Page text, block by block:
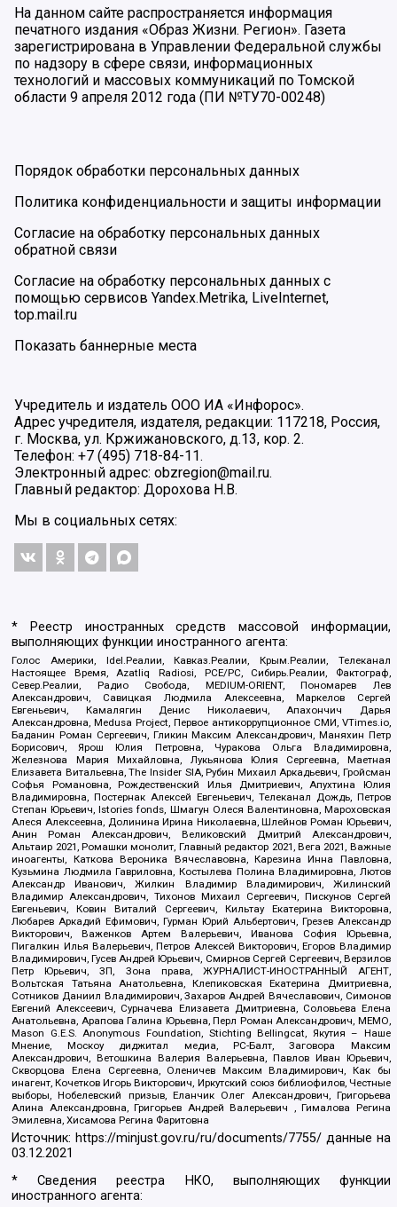
На данном сайте распространяется информация
печатного издания «Образ Жизни. Регион». Газета
зарегистрирована в Управлении Федеральной службы
по надзору в сфере связи, информационных
технологий и массовых коммуникаций по Томской
области 9 апреля 2012 года (ПИ №ТУ70-00248)
Порядок обработки персональных данных
Политика конфиденциальности и защиты информации
Согласие на обработку персональных данных
обратной связи
Согласие на обработку персональных данных с
помощью сервисов Yandex.Metrika, LiveInternet,
top.mail.ru
Показать баннерные места
Учредитель и издатель ООО ИА «Инфорос».
Адрес учредителя, издателя, редакции: 117218, Россия,
г. Москва, ул. Кржижановского, д.13, кор. 2.
Телефон: +7 (495) 718-84-11.
Электронный адрес: obzregion@mail.ru.
Главный редактор: Дорохова Н.В.
Мы в социальных сетях:
* Реестр иностранных средств массовой информации,
выполняющих функции иностранного агента:
Голос Америки, Idel.Реалии, Кавказ.Реалии, Крым.Реалии, Телеканал
Настоящее Время, Azatliq Radiosi, PCE/PC, Сибирь.Реалии, Фактограф,
Север.Реалии, Радио Свобода, MEDIUM-ORIENT, Пономарев Лев
Александрович, Савицкая Людмила Алексеевна, Маркелов Сергей
Евгеньевич, Камалягин Денис Николаевич, Апахончич Дарья
Александровна, Medusa Project, Первое антикоррупционное СМИ, VTimes.io,
Баданин Роман Сергеевич, Гликин Максим Александрович, Маняхин Петр
Борисович, Ярош Юлия Петровна, Чуракова Ольга Владимировна,
Железнова Мария Михайловна, Лукьянова Юлия Сергеевна, Маетная
Елизавета Витальевна, The Insider SIA, Рубин Михаил Аркадьевич, Гройсман
Софья Романовна, Рождественский Илья Дмитриевич, Апухтина Юлия
Владимировна, Постернак Алексей Евгеньевич, Телеканал Дождь, Петров
Степан Юрьевич, Istories fonds, Шмагун Олеся Валентиновна, Мароховская
Алеся Алексеевна, Долинина Ирина Николаевна, Шлейнов Роман Юрьевич,
Анин Роман Александрович, Великовский Дмитрий Александрович,
Альтаир 2021, Ромашки монолит, Главный редактор 2021, Вега 2021, Важные
иноагенты, Каткова Вероника Вячеславовна, Карезина Инна Павловна,
Кузьмина Людмила Гавриловна, Костылева Полина Владимировна, Лютов
Александр Иванович, Жилкин Владимир Владимирович, Жилинский
Владимир Александрович, Тихонов Михаил Сергеевич, Пискунов Сергей
Евгеньевич, Ковин Виталий Сергеевич, Кильтау Екатерина Викторовна,
Любарев Аркадий Ефимович, Гурман Юрий Альбертович, Грезев Александр
Викторович, Важенков Артем Валерьевич, Иванова София Юрьевна,
Пигалкин Илья Валерьевич, Петров Алексей Викторович, Егоров Владимир
Владимирович, Гусев Андрей Юрьевич, Смирнов Сергей Сергеевич, Верзилов
Петр Юрьевич, ЗП, Зона права, ЖУРНАЛИСТ-ИНОСТРАННЫЙ АГЕНТ,
Вольтская Татьяна Анатольевна, Клепиковская Екатерина Дмитриевна,
Сотников Даниил Владимирович, Захаров Андрей Вячеславович, Симонов
Евгений Алексеевич, Сурначева Елизавета Дмитриевна, Соловьева Елена
Анатольевна, Арапова Галина Юрьевна, Перл Роман Александрович, МЕМО,
Mason G.E.S. Anonymous Foundation, Stichting Bellingcat, Якутия – Наше
Мнение, Москоу диджитал медиа, РС-Балт, Заговора Максим
Александрович, Ветошкина Валерия Валерьевна, Павлов Иван Юрьевич,
Скворцова Елена Сергеевна, Оленичев Максим Владимирович, Как бы
инагент, Кочетков Игорь Викторович, Иркутский союз библиофилов, Честные
выборы, Нобелевский призыв, Еланчик Олег Александрович, Григорьева
Алина Александровна, Григорьев Андрей Валерьевич , Гималова Регина
Эмилевна, Хисамова Регина Фаритовна
Источник: https://minjust.gov.ru/ru/documents/7755/ данные на
03.12.2021
* Сведения реестра НКО, выполняющих функции
иностранного агента: